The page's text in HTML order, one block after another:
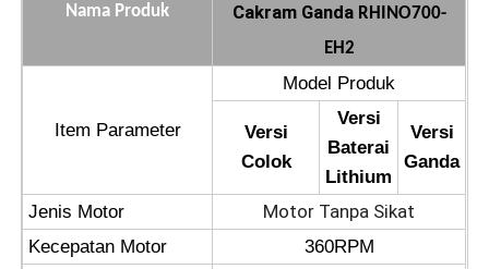
Robot Pembersih Panel Surya
Penyimpanan Energi Penghalang Suara
Nama Produk Cakram Ganda RHINO700-
EH2
Item Parameter
Model Produk
Versi
Colok
Versi
Baterai
Lithium
Versi
Ganda
Jenis Motor Motor Tanpa Sikat
Kecepatan Motor
360RPM